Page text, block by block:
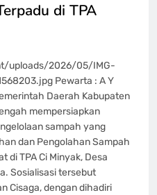
di TPA
uploads/2026/05/IMG-
Pewarta : A Y
Daerah Kabupaten
mempersiapkan
sampah yang
dan Pengolahan Sampah
di TPA Ci Minyak, Desa
Sosialisasi tersebut
Cisaga, dengan dihadiri